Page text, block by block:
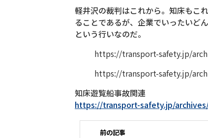
軽井沢の裁判はこれから。知床もこ
ることであるが、企業でいったいど
という行いなのだ。
https://transport-safety.jp/
https://transport-safety.jp/
知床遊覧船事故関連
https://transport-safety.jp/
前の記事